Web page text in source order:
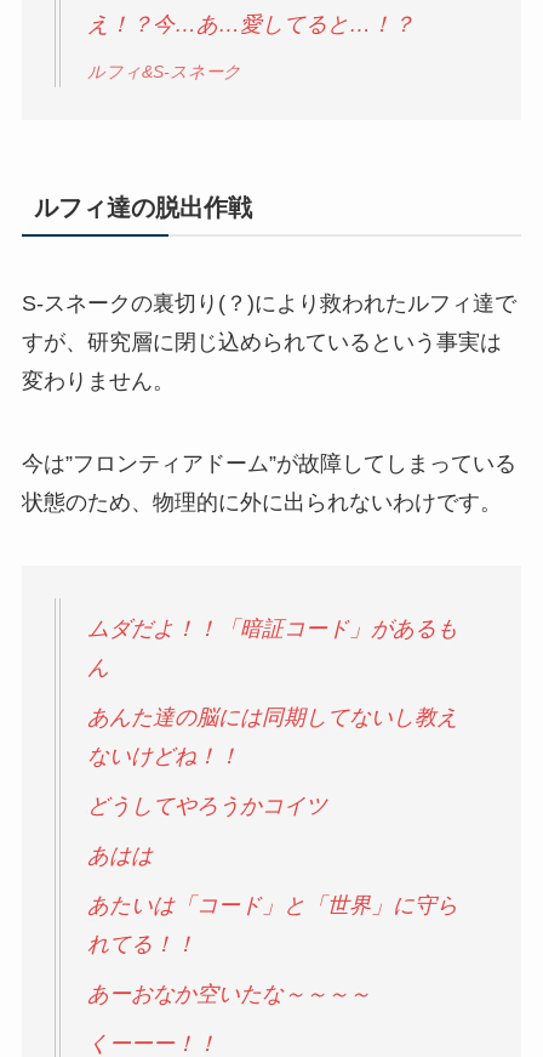
え！？今…あ…愛してると…！？
ルフィ&S-スネーク
ルフィ達の脱出作戦
S-スネークの裏切り(？)により救われたルフィ達で
すが、研究層に閉じ込められているという事実は
変わりません。
今は”フロンティアドーム”が故障してしまっている
状態のため、物理的に外に出られないわけです。
ムダだよ！！「暗証コード」があるも
ん
あんた達の脳には同期してないし教え
ないけどね！！
どうしてやろうかコイツ
あはは
あたいは「コード」と「世界」に守ら
れてる！！
あーおなか空いたな～～～～
くーーー！！